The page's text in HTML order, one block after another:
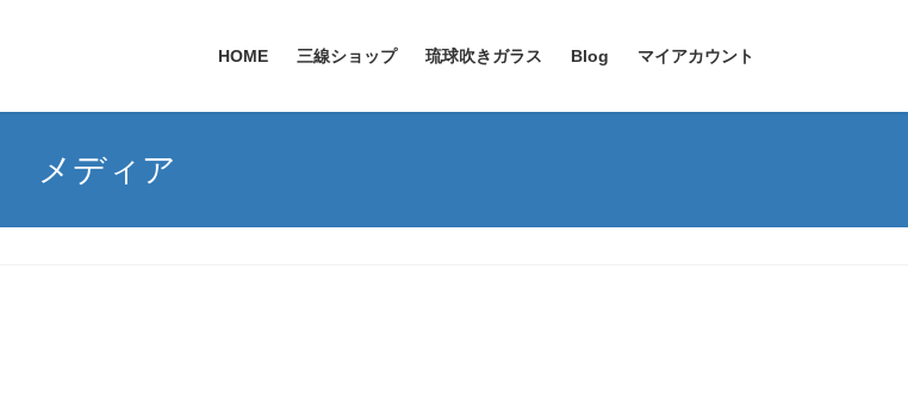
HOME 三線ショップ 琉球吹きガラス Blog マイアカウント
メディア